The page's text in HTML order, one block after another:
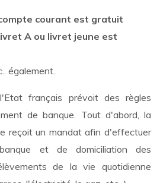
courant est gratuit
A ou livret jeune est
également.
français prévoit des règles
de banque. Tout d'abord, la
reçoit un mandat afin d'effectuer
et de domiciliation des
de la vie quotidienne